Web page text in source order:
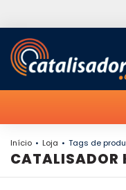
Início Loja Tags de
CATALISADOR